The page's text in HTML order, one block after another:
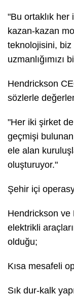
"Bu ortaklık
kazan-kazan
teknolojisini,
uzmanlığımızı
Hendrickson
sözlerle
"Her iki şirket
geçmişi
ele alan
oluşturuyor."
Şehir içi
Hendrickson ve
elektrikli
olduğu;
Kısa mesafeli
Sık dur-kalk